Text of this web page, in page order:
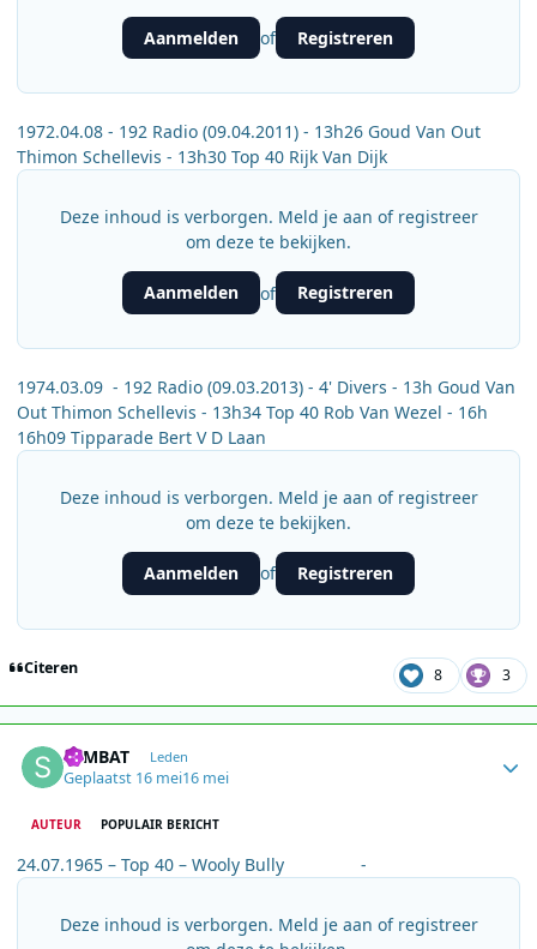
Aanmelden of Registreren
1972.04.08 - 192 Radio (09.04.2011) - 13h26 Goud Van Out
Thimon Schellevis - 13h30 Top 40 Rijk Van Dijk
Deze inhoud is verborgen. Meld je aan of registreer
om deze te bekijken.
Aanmelden of Registreren
1974.03.09 - 192 Radio (09.03.2013) - 4' Divers - 13h Goud Van
Out Thimon Schellevis - 13h34 Top 40 Rob Van Wezel - 16h
16h09 Tipparade Bert V D Laan
Deze inhoud is verborgen. Meld je aan of registreer
om deze te bekijken.
Aanmelden of Registreren
Citeren 8 3
SEMBAT Leden
Geplaatst 16 mei16 mei
AUTEUR POPULAIR BERICHT
24.07.1965 – Top 40 – Wooly Bully -
Deze inhoud is verborgen. Meld je aan of registreer